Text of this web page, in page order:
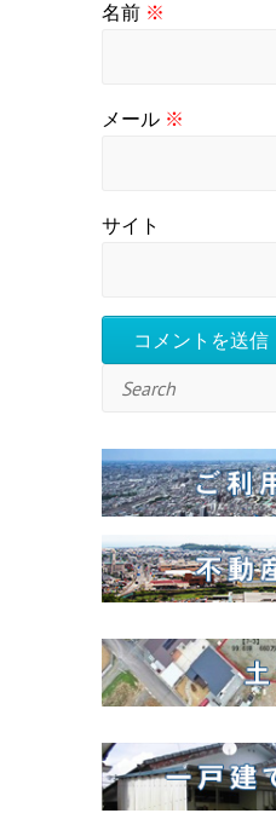
名前 ※
メール ※
サイト
Search